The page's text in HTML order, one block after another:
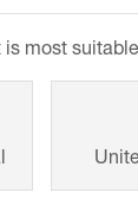
most